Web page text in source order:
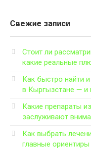
Свежие записи
Стоит ли
какие реальные
Как быстро найти
в Кыргызстане — и
Какие препараты
заслуживают
Как выбрать
главные